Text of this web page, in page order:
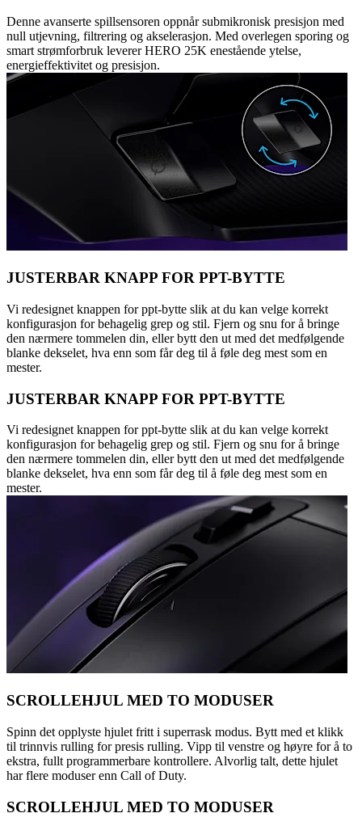
Denne avanserte spillsensoren oppnår submikronisk presisjon med
null utjevning, filtrering og akselerasjon. Med overlegen sporing og
smart strømforbruk leverer HERO 25K enestående ytelse,
energieffektivitet og presisjon.
JUSTERBAR KNAPP FOR PPT-BYTTE
Vi redesignet knappen for ppt-bytte slik at du kan velge korrekt
konfigurasjon for behagelig grep og stil. Fjern og snu for å bringe
den nærmere tommelen din, eller bytt den ut med det medfølgende
blanke dekselet, hva enn som får deg til å føle deg mest som en
mester.
JUSTERBAR KNAPP FOR PPT-BYTTE
Vi redesignet knappen for ppt-bytte slik at du kan velge korrekt
konfigurasjon for behagelig grep og stil. Fjern og snu for å bringe
den nærmere tommelen din, eller bytt den ut med det medfølgende
blanke dekselet, hva enn som får deg til å føle deg mest som en
mester.
SCROLLEHJUL MED TO MODUSER
Spinn det opplyste hjulet fritt i superrask modus. Bytt med et klikk
til trinnvis rulling for presis rulling. Vipp til venstre og høyre for å to
ekstra, fullt programmerbare kontrollere. Alvorlig talt, dette hjulet
har flere moduser enn Call of Duty.
SCROLLEHJUL MED TO MODUSER